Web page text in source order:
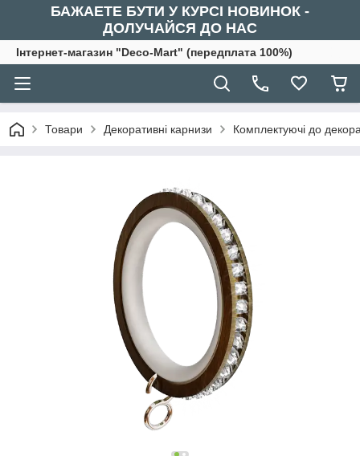
БАЖАЕТЕ БУТИ У КУРСІ НОВИНОК -
ДОЛУЧАЙСЯ ДО НАС
Інтернет-магазин "Deco-Mart" (передплата 100%)
Товари Декоративні карнизи Комплектуючі до